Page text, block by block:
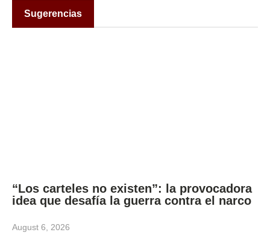
Sugerencias
“Los carteles no existen”: la provocadora
idea que desafía la guerra contra el narco
August 6, 2026